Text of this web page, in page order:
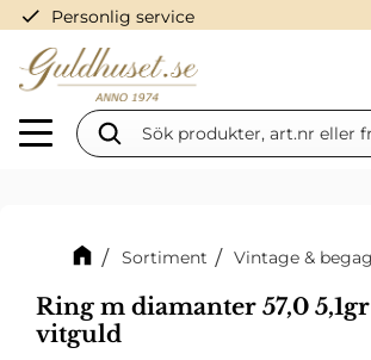
Meny
check Personlig service
Sortiment Vintage &
Ring m diamanter 57,0
vitguld